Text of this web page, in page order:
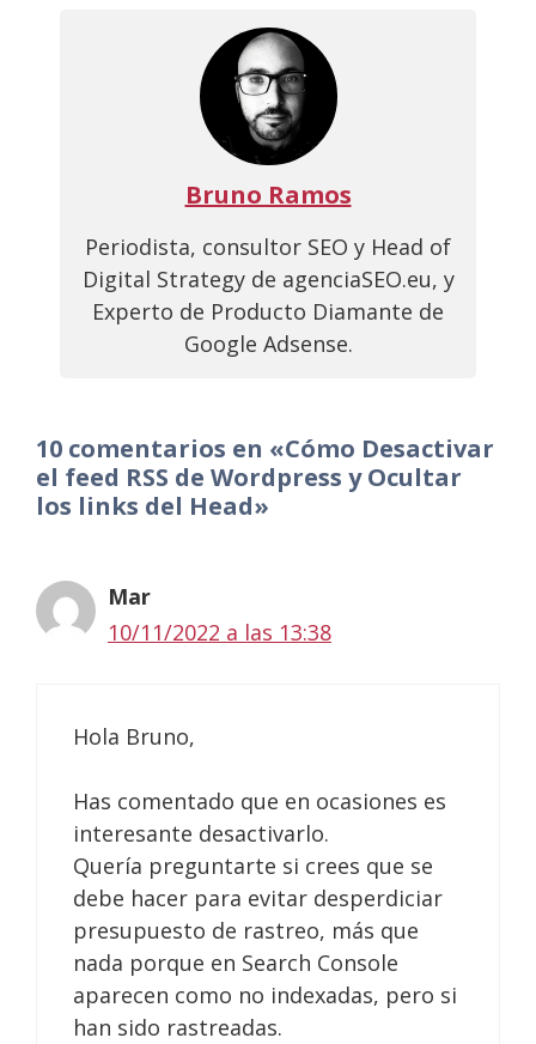
Bruno Ramos
Periodista, consultor SEO y Head of
Digital Strategy de agenciaSEO.eu, y
Experto de Producto Diamante de
Google Adsense.
10 comentarios en «Cómo Desactivar
el feed RSS de Wordpress y Ocultar
los links del Head»
Mar
10/11/2022 a las 13:38
Hola Bruno,
Has comentado que en ocasiones es
interesante desactivarlo.
Quería preguntarte si crees que se
debe hacer para evitar desperdiciar
presupuesto de rastreo, más que
nada porque en Search Console
aparecen como no indexadas, pero si
han sido rastreadas.